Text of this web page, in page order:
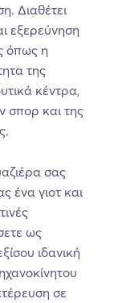
Διαθέτει
εξερεύνηση
όπως η
της
κέντρα,
σπορ και της
σας
ένα γιοτ και
ως
ιδανική
σε